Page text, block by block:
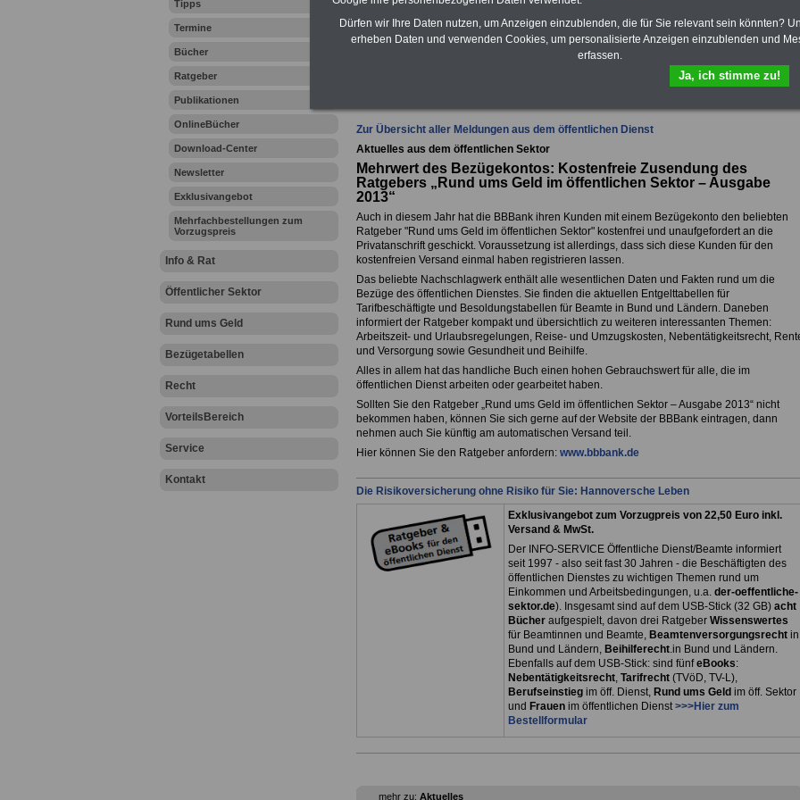
Tipps
Termine
Bücher
Ratgeber
Publikationen
OnlineBücher
Download-Center
Newsletter
Exklusivangebot
Mehrfachbestellungen zum
Vorzugspreis
Info & Rat
Öffentlicher Sektor
Rund ums Geld
Bezügetabellen
Recht
VorteilsBereich
Service
Kontakt
Ihr Berufsunfähigkeitsschutz - Für den Fall der Fälle: Hannoversche Leben
Zur Übersicht aller Meldungen aus dem öffentlichen Dienst
Aktuelles aus dem öffentlichen Sektor
Mehrwert des Bezügekontos: Kostenfreie Zusendung des
Ratgebers „Rund ums Geld im öffentlichen Sektor – Ausgabe
2013“
Auch in diesem Jahr hat die BBBank ihren Kunden mit einem Bezügekonto den beliebten
Ratgeber "Rund ums Geld im öffentlichen Sektor" kostenfrei und unaufgefordert an die
Privatanschrift geschickt. Voraussetzung ist allerdings, dass sich diese Kunden für den
kostenfreien Versand einmal haben registrieren lassen.
Das beliebte Nachschlagwerk enthält alle wesentlichen Daten und Fakten rund um die
Bezüge des öffentlichen Dienstes. Sie finden die aktuellen Entgelttabellen für
Tarifbeschäftigte und Besoldungstabellen für Beamte in Bund und Ländern. Daneben
informiert der Ratgeber kompakt und übersichtlich zu weiteren interessanten Themen:
Arbeitszeit- und Urlaubsregelungen, Reise- und Umzugskosten, Nebentätigkeitsrecht,
und Versorgung sowie Gesundheit und Beihilfe.
Alles in allem hat das handliche Buch einen hohen Gebrauchswert für alle, die im
öffentlichen Dienst arbeiten oder gearbeitet haben.
Sollten Sie den Ratgeber „Rund ums Geld im öffentlichen Sektor – Ausgabe 2013“ nicht
bekommen haben, können Sie sich gerne auf der Website der BBBank eintragen, dann
nehmen auch Sie künftig am automatischen Versand teil.
Hier können Sie den Ratgeber anfordern: www.bbbank.de
Die Risikoversicherung ohne Risiko für Sie: Hannoversche Leben
Exklusivangebot zum Vorzugpreis von 22,50 Euro inkl.
Versand & MwSt.
Der INFO-SERVICE Öffentliche Dienst/Beamte informiert
seit 1997 - also seit fast 30 Jahren - die Beschäftigten des
öffentlichen Dienstes zu wichtigen Themen rund um
Einkommen und Arbeitsbedingungen, u.a. der-oeffentliche-
sektor.de). Insgesamt sind auf dem USB-Stick (32 GB) acht
Bücher aufgespielt, davon drei Ratgeber Wissenswertes
für Beamtinnen und Beamte, Beamtenversorgungsrechtin
Bund und Ländern, Beihilferecht.in Bund und Ländern.
Ebenfalls auf dem USB-Stick: sind fünfeBooks:
Nebentätigkeitsrecht, Tarifrecht(TVöD, TV-L),
Berufseinstiegim öff. Dienst, Rund ums Geld im öff. Sektor
und Frauenim öffentlichen Dienst>>>Hier zum
Bestellformular
mehr zu: Aktuelles
Dürfen wir Ihre Daten nutzen, um Anzeigen einzublenden, die für Sie relevant sein könnten?
erheben Daten und verwenden Cookies, um personalisierte Anzeigen einzublenden und
erfassen.
Ja, ich stimme zu!